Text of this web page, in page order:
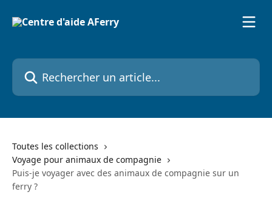
Rechercher un article...
Toutes les collections
Voyage pour animaux de compagnie
Puis-je voyager avec des animaux de compagnie sur un
ferry ?